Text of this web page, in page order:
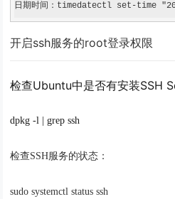
日期时间：timedatectl set-time
开启ssh服务的root登录权限
检查Ubuntu中是否有安装SSH
dpkg -l | grep ssh
检查SSH服务的状态：
sudo systemctl status ssh